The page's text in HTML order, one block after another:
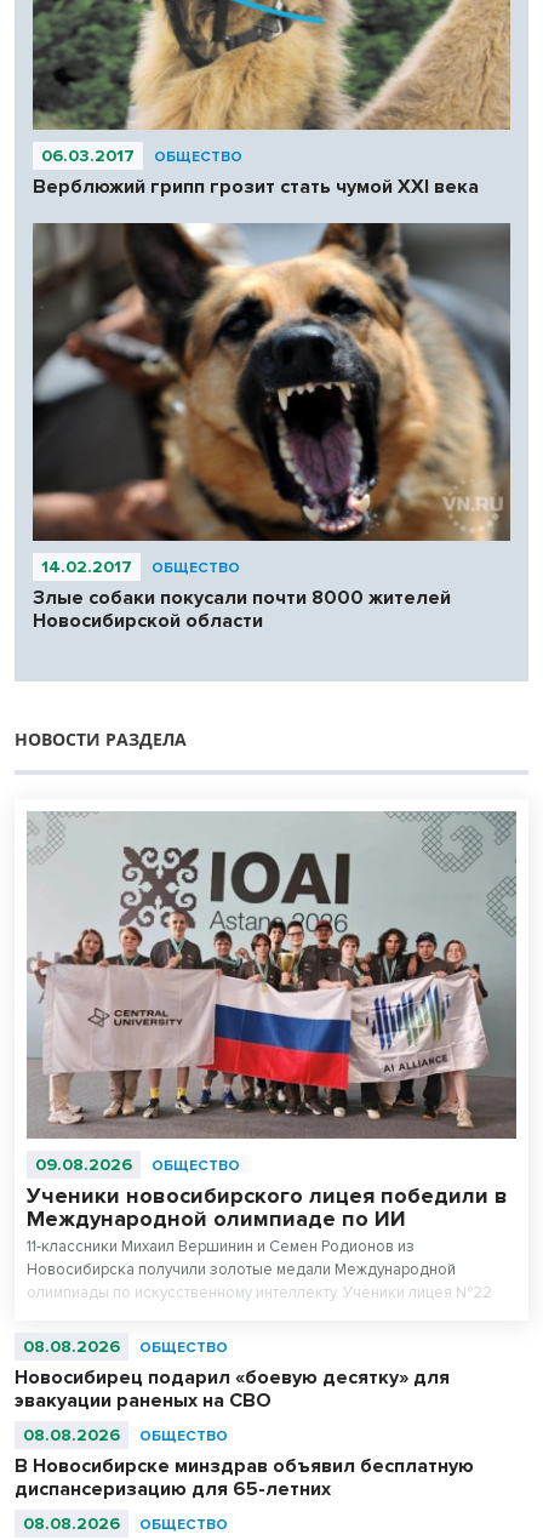
06.03.2017 ОБЩЕСТВО
Верблюжий грипп грозит стать чумой XXI века
14.02.2017 ОБЩЕСТВО
Злые собаки покусали почти 8000 жителей
Новосибирской области
НОВОСТИ РАЗДЕЛА
09.08.2026 ОБЩЕСТВО
Ученики новосибирского лицея победили в
Международной олимпиаде по ИИ
11-классники Михаил Вершинин и Семен Родионов из
Новосибирска получили золотые медали Международной
олимпиады по искусственному интеллекту. Ученики лицея №22
абсолютными чемпионами соревнований.
08.08.2026 ОБЩЕСТВО
Новосибирец подарил «боевую десятку» для
эвакуации раненых на СВО
08.08.2026 ОБЩЕСТВО
В Новосибирске минздрав объявил бесплатную
диспансеризацию для 65-летних
08.08.2026 ОБЩЕСТВО